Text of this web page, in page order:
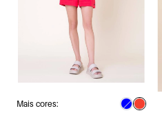
Mais cores: